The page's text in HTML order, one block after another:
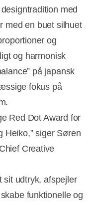
med
med en buet silhuet
og
og harmonisk
på japansk
fokus på
Red Dot Award for
Heiko,” siger Søren
Creative
sit udtryk, afspejler
funktionelle og